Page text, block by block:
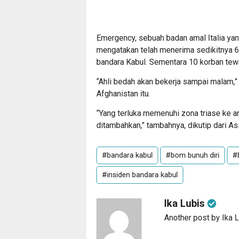
Emergency, sebuah badan amal Italia
mengatakan telah menerima sedikitnya
bandara Kabul. Sementara 10 korban
“Ahli bedah akan bekerja sampai
Afghanistan itu.
“Yang terluka memenuhi zona triase ke
ditambahkan,” tambahnya, dikutip dari
#bandara kabul #bom bunuh diri
#insiden bandara kabul
Ika Lubis
Another post by Ika